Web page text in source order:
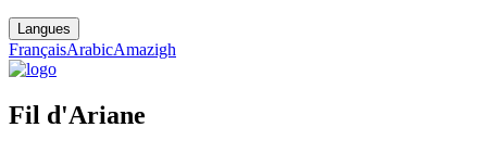
Langues
FrançaisArabicAmazigh
Fil d'Ariane